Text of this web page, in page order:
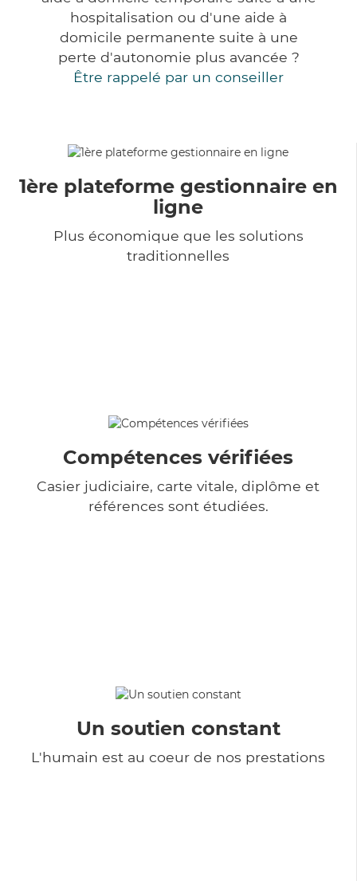
hospitalisation ou d'une aide à
domicile permanente suite à une
perte d'autonomie plus avancée ?
Être rappelé par un conseiller
1ère plateforme gestionnaire en
ligne
Plus économique que les solutions
traditionnelles
Compétences vérifiées
Casier judiciaire, carte vitale, diplôme et
références sont étudiées.
Un soutien constant
L'humain est au coeur de nos prestations